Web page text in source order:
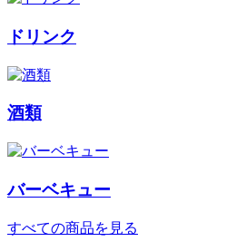
ドリンク
酒類
バーベキュー
すべての商品を見る